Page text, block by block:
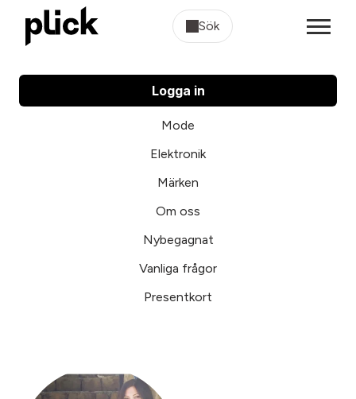
Sök
Logga in
Mode
Elektronik
Märken
Om oss
Nybegagnat
Vanliga frågor
Presentkort